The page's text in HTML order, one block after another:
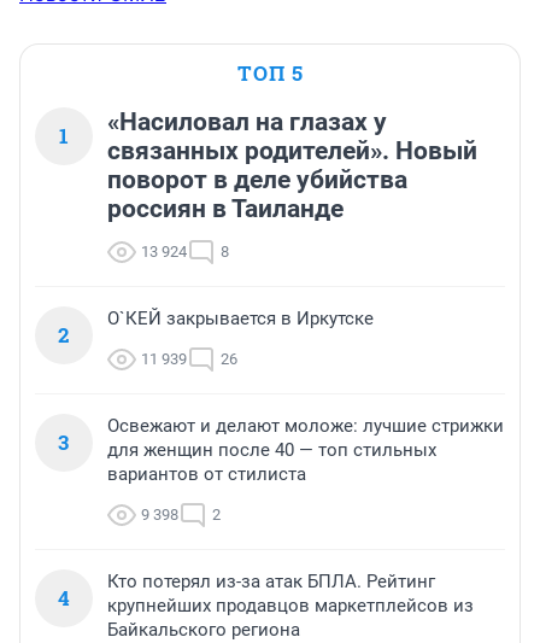
ТОП 5
1
«Насиловал на глазах у
связанных родителей». Новый
поворот в деле убийства
россиян в Таиланде
13 924 8
2
О`КЕЙ закрывается в Иркутске
11 939 26
3
Освежают и делают моложе: лучшие стрижки
для женщин после 40 — топ стильных
вариантов от стилиста
9 398 2
4
Кто потерял из-за атак БПЛА. Рейтинг
крупнейших продавцов маркетплейсов из
Байкальского региона